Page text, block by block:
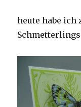
heute habe